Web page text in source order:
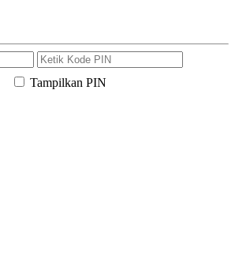
Tampilkan PIN